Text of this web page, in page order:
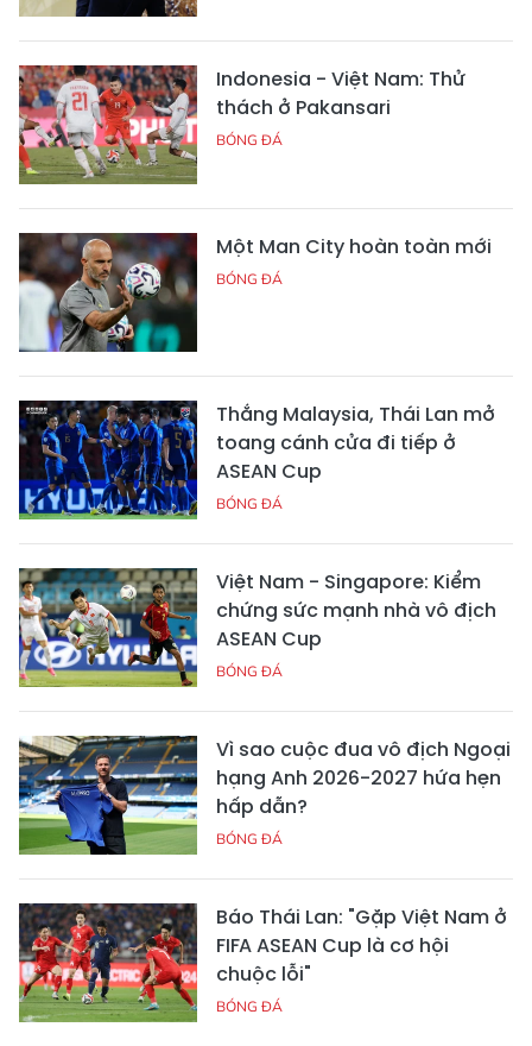
Indonesia - Việt Nam: Thử
thách ở Pakansari
BÓNG ĐÁ
Một Man City hoàn toàn mới
BÓNG ĐÁ
Thắng Malaysia, Thái Lan mở
toang cánh cửa đi tiếp ở
ASEAN Cup
BÓNG ĐÁ
Việt Nam - Singapore: Kiểm
chứng sức mạnh nhà vô địch
ASEAN Cup
BÓNG ĐÁ
Vì sao cuộc đua vô địch Ngoại
hạng Anh 2026-2027 hứa hẹn
hấp dẫn?
BÓNG ĐÁ
Báo Thái Lan: "Gặp Việt Nam ở
FIFA ASEAN Cup là cơ hội
chuộc lỗi"
BÓNG ĐÁ